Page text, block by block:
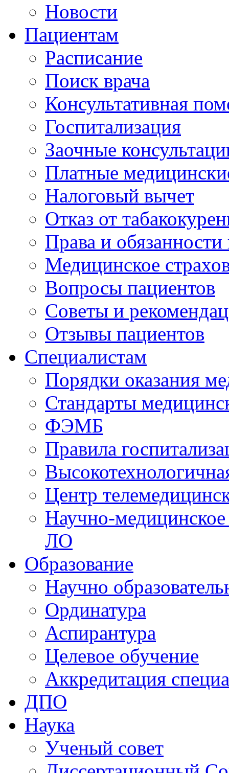
Новости
Пациентам
Расписание
Поиск врача
Консультативная
Госпитализация
Заочные
Платные
Налоговый вычет
Отказ от
Права и
Медицинское
Вопросы пациентов
Советы и
Отзывы пациентов
Специалистам
Порядки оказания
Стандарты
ФЭМБ
Правила
Центр
Научно-
ЛО
Образование
Научно
Ординатура
Аспирантура
Целевое обучение
Аккредитация
ДПО
Наука
Ученый совет